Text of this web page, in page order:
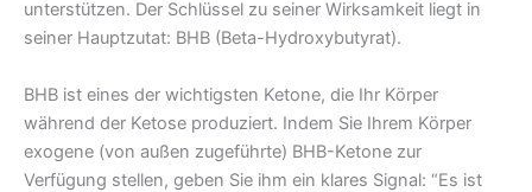
unterstützen. Der Schlüssel zu seiner Wirksamkeit liegt in
seiner Hauptzutat: BHB (Beta-Hydroxybutyrat).
BHB ist eines der wichtigsten Ketone, die Ihr Körper
während der Ketose produziert. Indem Sie Ihrem Körper
exogene (von außen zugeführte) BHB-Ketone zur
Verfügung stellen, geben Sie ihm ein klares Signal: “Es ist